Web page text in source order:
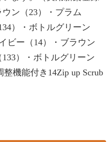
ン（23）・プラム
）・ボトルグリーン
ビー（14）・ブラウン
133）・ボトルグリーン
整機能付き14Zip up Scrub